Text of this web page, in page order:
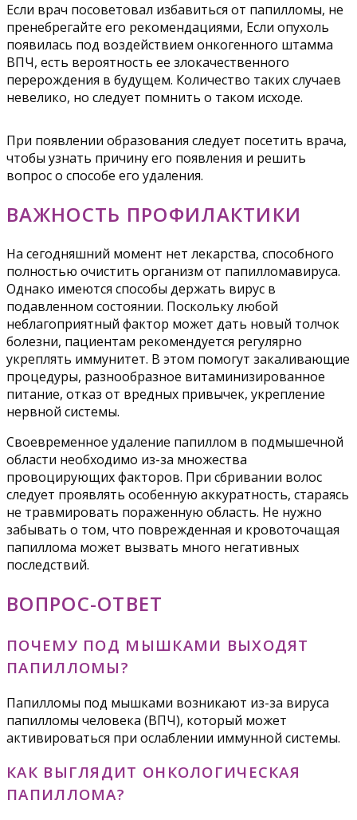
Если врач посоветовал избавиться от папилломы, не
пренебрегайте его рекомендациями, Если опухоль
появилась под воздействием онкогенного штамма
ВПЧ, есть вероятность ее злокачественного
перерождения в будущем. Количество таких случаев
невелико, но следует помнить о таком исходе.
При появлении образования следует посетить врача,
чтобы узнать причину его появления и решить
вопрос о способе его удаления.
ВАЖНОСТЬ ПРОФИЛАКТИКИ
На сегодняшний момент нет лекарства, способного
полностью очистить организм от папилломавируса.
Однако имеются способы держать вирус в
подавленном состоянии. Поскольку любой
неблагоприятный фактор может дать новый толчок
болезни, пациентам рекомендуется регулярно
укреплять иммунитет. В этом помогут закаливающие
процедуры, разнообразное витаминизированное
питание, отказ от вредных привычек, укрепление
нервной системы.
Своевременное удаление папиллом в подмышечной
области необходимо из-за множества
провоцирующих факторов. При сбривании волос
следует проявлять особенную аккуратность, стараясь
не травмировать пораженную область. Не нужно
забывать о том, что поврежденная и кровоточащая
папиллома может вызвать много негативных
последствий.
ВОПРОС-ОТВЕТ
ПОЧЕМУ ПОД МЫШКАМИ ВЫХОДЯТ
ПАПИЛЛОМЫ?
Папилломы под мышками возникают из-за вируса
папилломы человека (ВПЧ), который может
активироваться при ослаблении иммунной системы.
КАК ВЫГЛЯДИТ ОНКОЛОГИЧЕСКАЯ
ПАПИЛЛОМА?